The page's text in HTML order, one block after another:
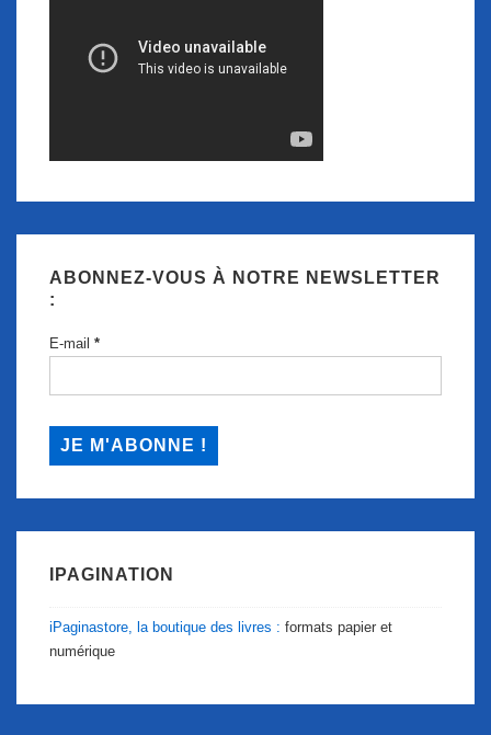
ABONNEZ-VOUS À NOTRE NEWSLETTER
:
E-mail *
IPAGINATION
iPaginastore, la boutique des livres : formats papier et
numérique